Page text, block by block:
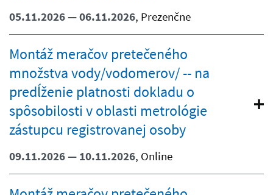
05.11.2026 — 06.11.2026, Prezenčne
Montáž meračov pretečeného
množstva vody/vodomerov/ -- na
predĺženie platnosti dokladu o
spôsobilosti v oblasti metrológie
zástupcu registrovanej osoby
09.11.2026 — 10.11.2026, Online